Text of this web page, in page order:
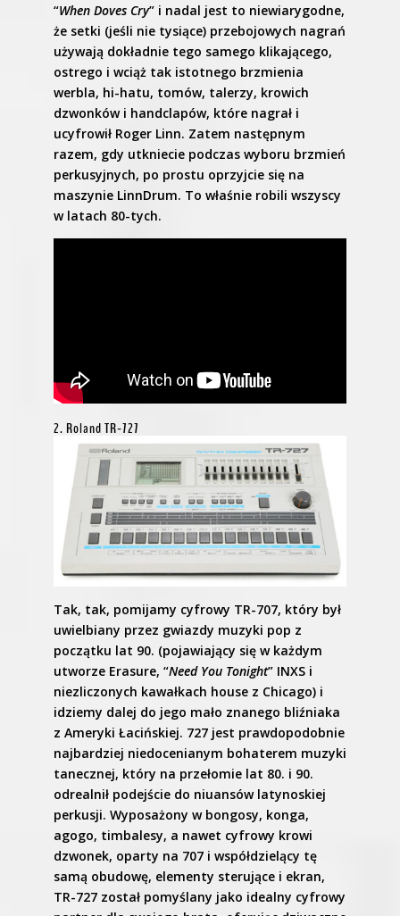
“When Doves Cry” i nadal jest to niewiarygodne,
że setki (jeśli nie tysiące) przebojowych nagrań
używają dokładnie tego samego klikającego,
ostrego i wciąż tak istotnego brzmienia
werbla, hi-hatu, tomów, talerzy, krowich
dzwonków i handclapów, które nagrał i
ucyfrowił Roger Linn. Zatem następnym
razem, gdy utkniecie podczas wyboru brzmień
perkusyjnych, po prostu oprzyjcie się na
maszynie LinnDrum. To właśnie robili wszyscy
w latach 80-tych.
2. Roland TR-727
Tak, tak, pomijamy cyfrowy TR-707, który był
uwielbiany przez gwiazdy muzyki pop z
początku lat 90. (pojawiający się w każdym
utworze Erasure, “Need You Tonight” INXS i
niezliczonych kawałkach house z Chicago) i
idziemy dalej do jego mało znanego bliźniaka
z Ameryki Łacińskiej. 727 jest prawdopodobnie
najbardziej niedocenianym bohaterem muzyki
tanecznej, który na przełomie lat 80. i 90.
odrealnił podejście do niuansów latynoskiej
perkusji. Wyposażony w bongosy, konga,
agogo, timbalesy, a nawet cyfrowy krowi
dzwonek, oparty na 707 i współdzielący tę
samą obudowę, elementy sterujące i ekran,
TR-727 został pomyślany jako idealny cyfrowy